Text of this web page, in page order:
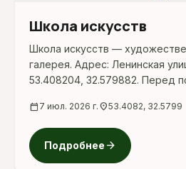
Школа искусств
Школа искусств —
галерея. Адрес: Ленинская
53.408204, 32.579882. Перед
и актуальные условия на
calendar_today 7 июл. 2026 г. location_on53.4082, 32.5799
Подробнее arrow_forward